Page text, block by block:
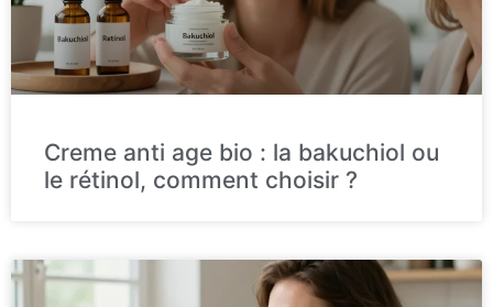
Creme anti age bio : la bakuchiol ou
le rétinol, comment choisir ?